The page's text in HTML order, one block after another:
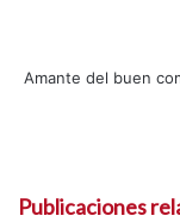
Amante del buen
Publicaciones